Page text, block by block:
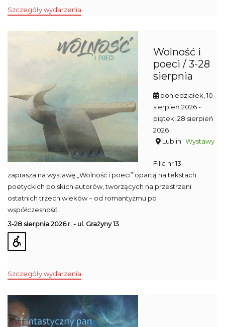
Szczegóły wydarzenia
Wolność i
poeci / 3-28
sierpnia
poniedziałek, 10
sierpień 2026-
piątek, 28 sierpień
2026
Lublin Wystawy
Filia nr 13
zaprasza na wystawę „Wolność i poeci” opartą na tekstach
poetyckich polskich autorów, tworzących na przestrzeni
ostatnich trzech wieków – od romantyzmu po
współczesność.
3-28 sierpnia 2026 r. - ul. Grażyny 13
Szczegóły wydarzenia